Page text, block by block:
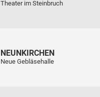
Theater im Steinbruch
NEUNKIRCHEN
Neue Gebläsehalle